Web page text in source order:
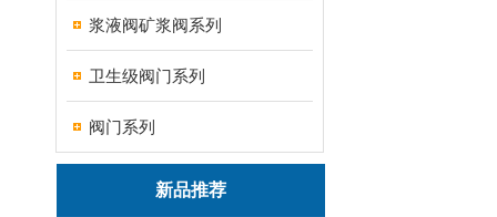
浆液阀矿浆阀系列
卫生级阀门系列
阀门系列
新品推荐